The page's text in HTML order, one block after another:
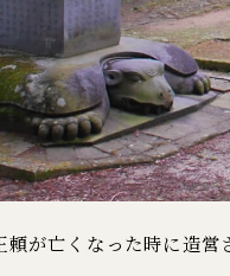
が亡くなった時に造営